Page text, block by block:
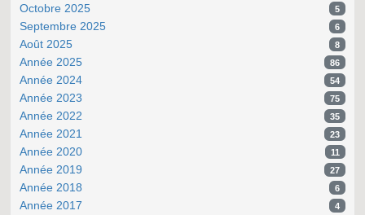
Octobre 2025 5
Septembre 2025 6
Août 2025 8
Année 2025 86
Année 2024 54
Année 2023 75
Année 2022 35
Année 2021 23
Année 2020 11
Année 2019 27
Année 2018 6
Année 2017 4